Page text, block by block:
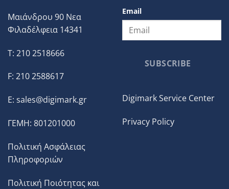
Μαιάνδρου 90 Νεα
Φιλαδέλφεια 14341
T: 210 2518666
F: 210 2588617
E: sales@digimark.gr
ΓΕΜΗ: 801201000
Πολιτική Ασφάλειας
Πληροφοριών
Πολιτική Ποιότητας και
Email
SUBSCRIBE
Digimark Service Center
Privacy Policy